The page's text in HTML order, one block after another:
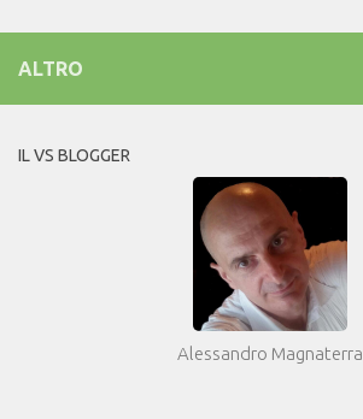
ALTRO
IL VS BLOGGER
Alessandro Magnaterra